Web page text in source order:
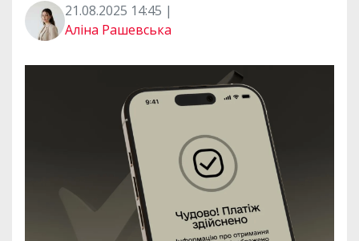
21.08.2025 14:45 |
Аліна Рашевська